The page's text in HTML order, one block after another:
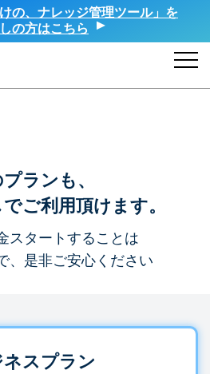
の、ナレッジ管理ツール」を
の方はこちら
ランも、
ご利用頂けます。
スタートすることは
、是非ご安心ください
ネスプラン